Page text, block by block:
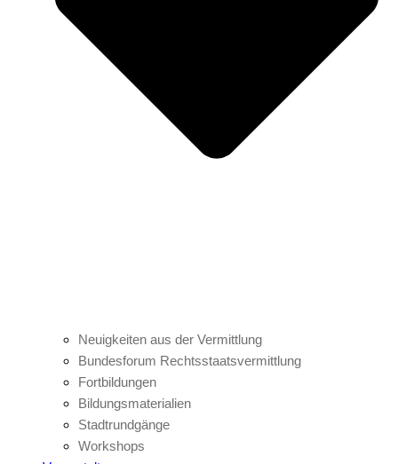
Neuigkeiten aus der Vermittlung
Bundesforum Rechtsstaatsvermittlung
Fortbildungen
Bildungsmaterialien
Stadtrundgänge
Workshops